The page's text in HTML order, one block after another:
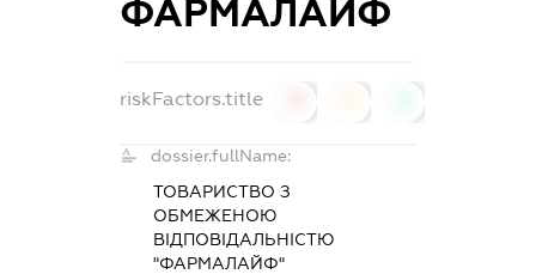
ФАРМАЛАЙФ
riskFactors.title
dossier.fullName:
ТОВАРИСТВО З
ОБМЕЖЕНОЮ
ВІДПОВІДАЛЬНІСТЮ
"ФАРМАЛАЙФ"